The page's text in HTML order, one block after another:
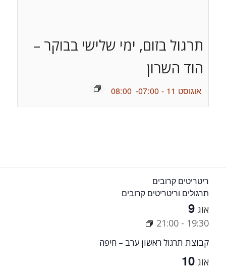
תרגול בזום, ימי שלישי בבוקר –
הוד השרון
אוגוסט 11 - 07:00 -
08:00
ריטריטים קרובים
תרגולים וריטריטים קרובים
אוג 9
19:30
-
21:00
קבוצת תרגול ראשון ערב – חיפה
אוג 10